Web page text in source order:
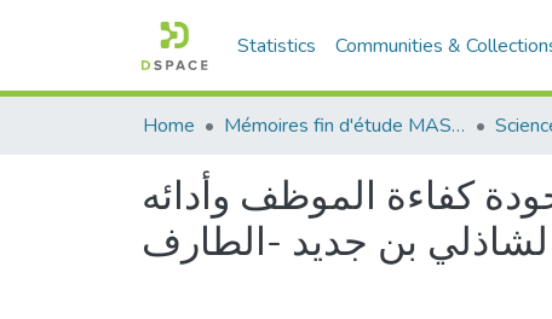
Statistics Communities &
Home Mémoires fin d'étude MASTER et Système classique
كفاءة الموظف وأدائه